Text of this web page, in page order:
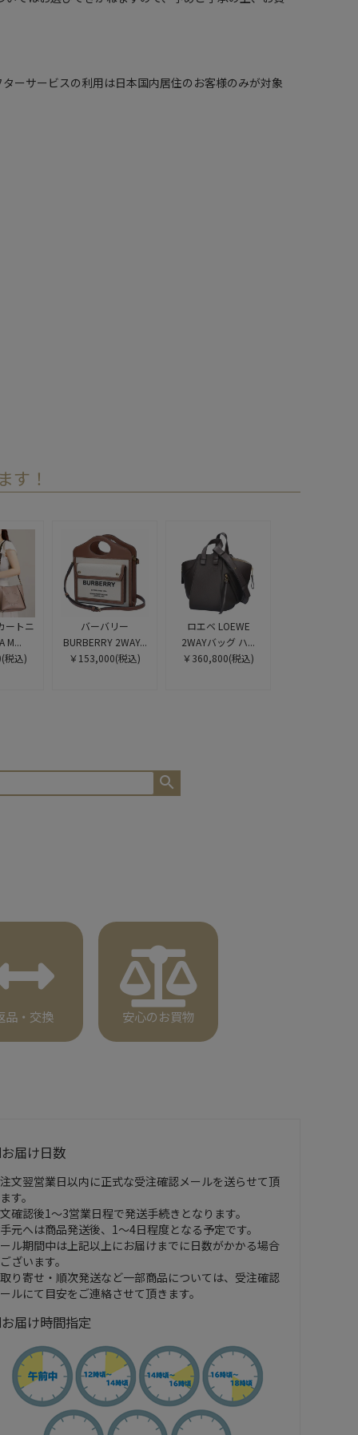
サービスの利用は日本国内居住のお客様のみが対象
す！
ートニ
M...
(税込)
バーバリー
BURBERRY 2WAY...
￥153,000(税込)
ロエベ LOEWE
2WAYバッグ ハ...
￥360,800(税込)
品・交換 安心のお買物
届け日数
文翌営業日以内に正式な受注確認メールを送らせて頂
す。
確認後1～3営業日程で発送手続きとなります。
元へは商品発送後、1～4日程度となる予定です。
ル期間中は上記以上にお届けまでに日数がかかる場合
ざいます。
り寄せ・順次発送など一部商品については、受注確認
ルにて目安をご連絡させて頂きます。
届け時間指定